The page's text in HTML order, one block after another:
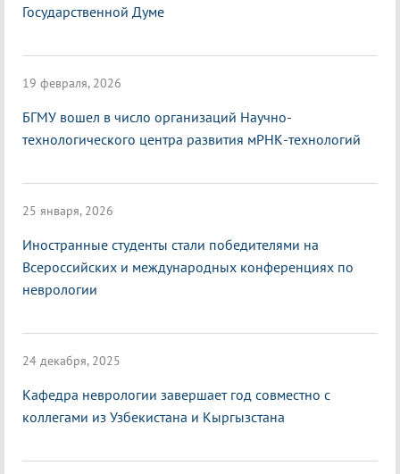
Государственной Думе
19 февраля, 2026
БГМУ вошел в число организаций Научно-
технологического центра развития мРНК-технологий
25 января, 2026
Иностранные студенты стали победителями на
Всероссийских и международных конференциях по
неврологии
24 декабря, 2025
Кафедра неврологии завершает год совместно с
коллегами из Узбекистана и Кыргызстана